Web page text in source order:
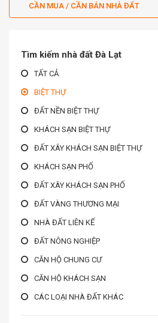
CẦN MUA / CẦN BÁN NHÀ ĐẤT
Tìm kiếm nhà đất Đà Lạt
TẤT CẢ
BIỆT THỰ
ĐẤT NỀN BIỆT THỰ
KHÁCH SẠN BIỆT THỰ
ĐẤT XÂY KHÁCH SẠN BIỆT THỰ
KHÁCH SẠN PHỐ
ĐẤT XÂY KHÁCH SẠN PHỐ
ĐẤT VÀNG THƯƠNG MẠI
NHÀ ĐẤT LIÊN KẾ
ĐẤT NÔNG NGHIỆP
CĂN HỘ CHUNG CƯ
CĂN HỘ KHÁCH SẠN
CÁC LOẠI NHÀ ĐẤT KHÁC